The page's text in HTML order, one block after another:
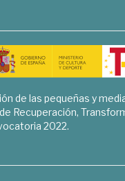
de las pequeñas y
Recuperación,
2022.